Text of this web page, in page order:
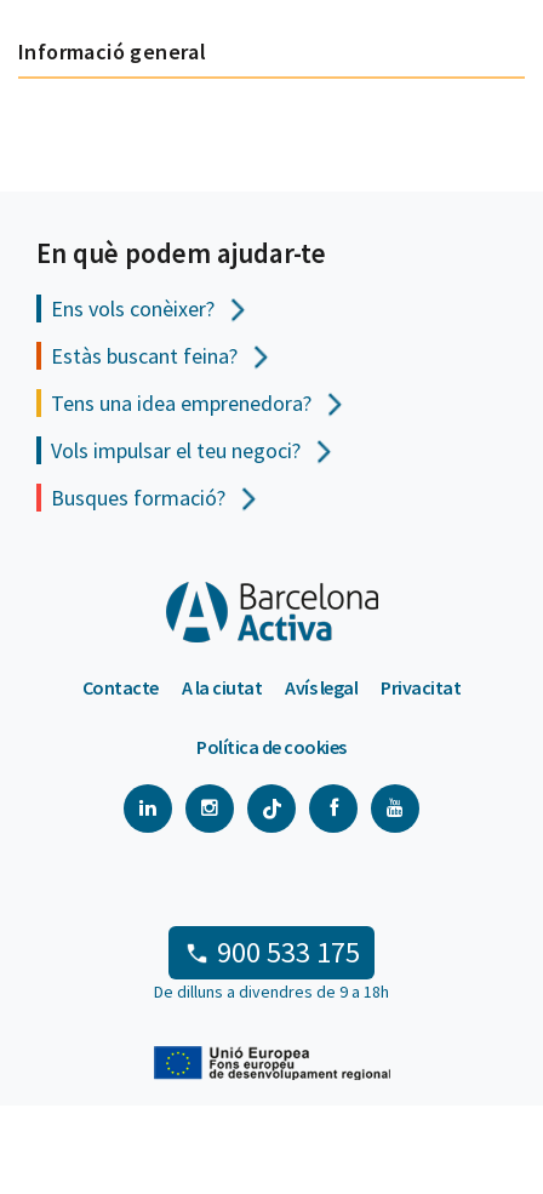
Informació general
En què podem ajudar-te
Ens vols conèixer?
Estàs buscant feina?
Tens una idea emprenedora?
Vols impulsar el teu negoci?
Busques formació?
Contacte A la ciutat Avís legal Privacitat
Política de cookies
900 533 175
De dilluns a divendres de 9 a 18h